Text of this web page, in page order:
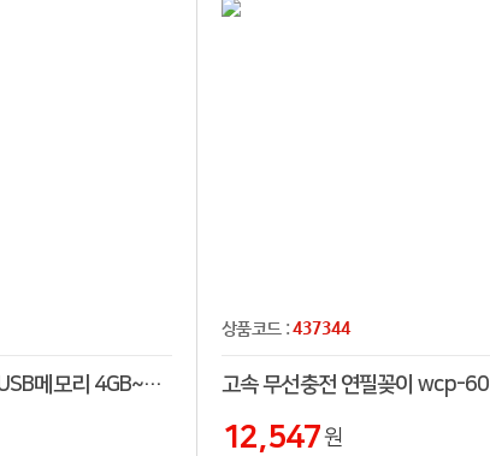
트리온 그랩 2.0 USB메모리 4GB~128GB
상품코드 :437344
고속 무선충전 연필꽂이 wcp-60
12,547원